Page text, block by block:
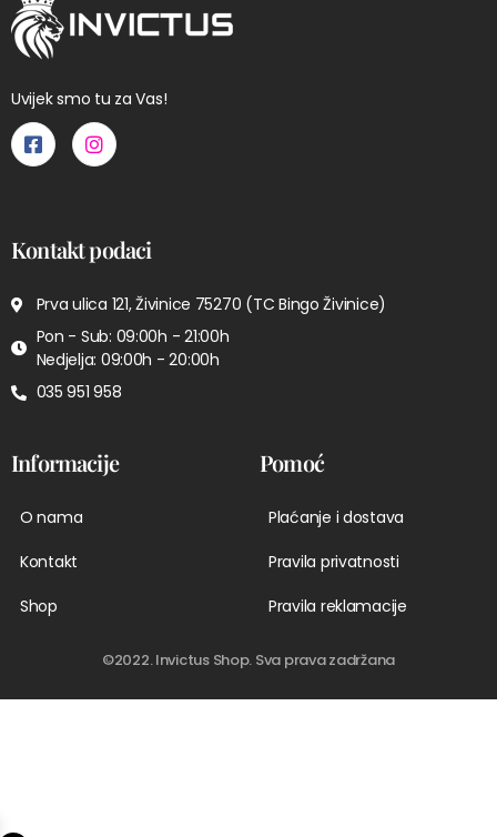
Uvijek smo tu za Vas!
Kontakt podaci
Prva ulica 121, Živinice 75270 (TC Bingo Živinice)
Pon - Sub: 09:00h - 21:00h
Nedjelja: 09:00h - 20:00h
035 951 958
Informacije
O nama
Kontakt
Shop
Pomoć
Plaćanje i dostava
Pravila privatnosti
Pravila reklamacije
©2022. Invictus Shop. Sva prava zadržana